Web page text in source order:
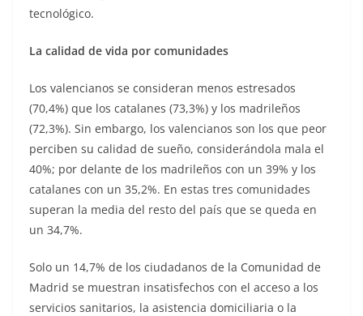
tecnológico.
La calidad de vida por comunidades
Los valencianos se consideran menos estresados
(70,4%) que los catalanes (73,3%) y los madrileños
(72,3%). Sin embargo, los valencianos son los que peor
perciben su calidad de sueño, considerándola mala el
40%; por delante de los madrileños con un 39% y los
catalanes con un 35,2%. En estas tres comunidades
superan la media del resto del país que se queda en
un 34,7%.
Solo un 14,7% de los ciudadanos de la Comunidad de
Madrid se muestran insatisfechos con el acceso a los
servicios sanitarios, la asistencia domiciliaria o la